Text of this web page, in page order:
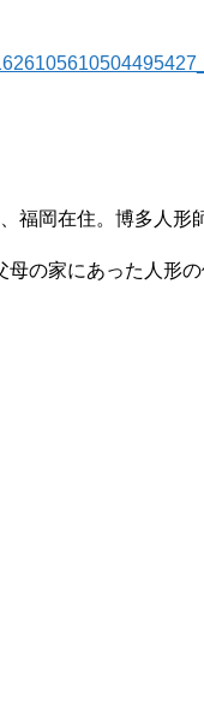
福岡在住。博多人形
の家にあった人形